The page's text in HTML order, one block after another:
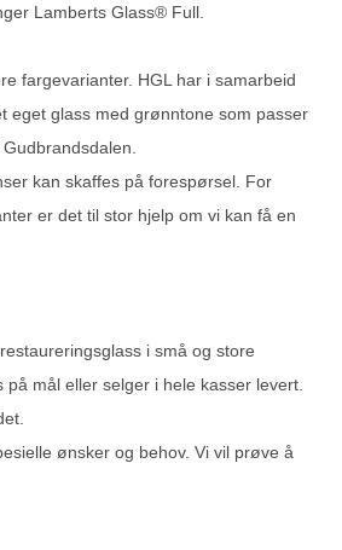
Lamberts Glass® Full.
fargevarianter. HGL har i samarbeid
eget glass med grønntone som passer
kan skaffes på forespørsel. For
er det til stor hjelp om vi kan få en
i små og store
på mål eller selger i hele kasser levert.
ønsker og behov. Vi vil prøve å